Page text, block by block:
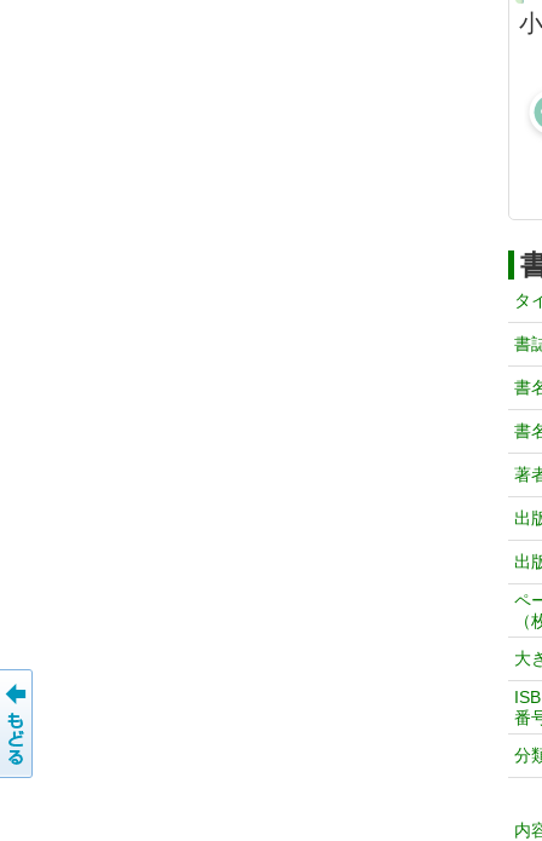
タ
書
書
書
著
出
出
（
大
番
分
内